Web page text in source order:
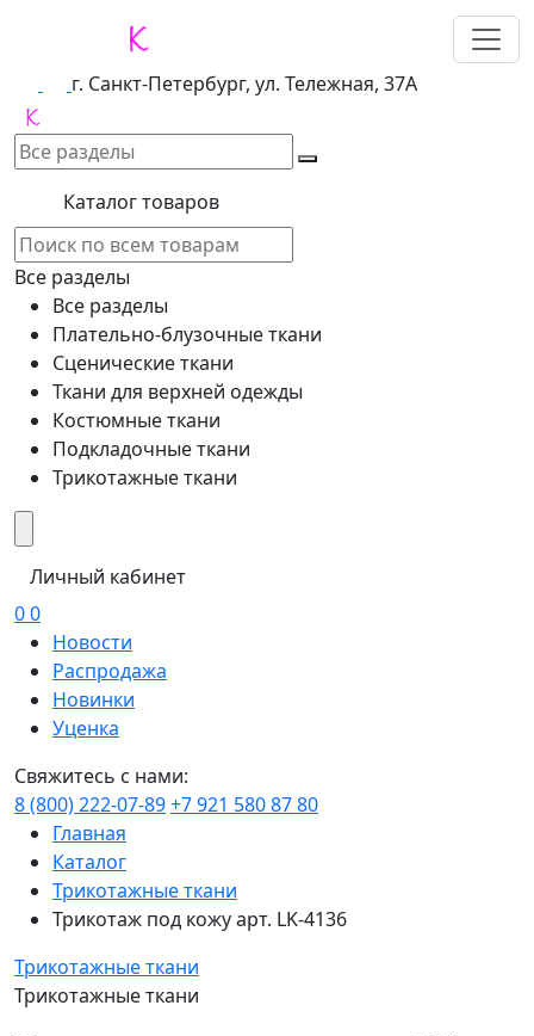
г. Санкт-Петербург, ул. Тележная, 37А
Каталог товаров
Все разделы
Все разделы
Плательно-блузочные ткани
Сценические ткани
Ткани для верхней одежды
Костюмные ткани
Подкладочные ткани
Трикотажные ткани
Личный кабинет
00
Новости
Распродажа
Новинки
Уценка
Свяжитесь с нами:
8 (800) 222-07-89+7 921 580 87 80
Главная
Каталог
Трикотажные ткани
Трикотаж под кожу арт. LK-4136
Трикотажные ткани
Трикотажные ткани